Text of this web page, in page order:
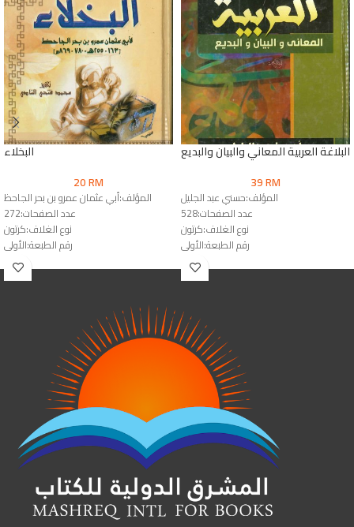
البخلاء
20RM
المؤلف:أبي عثمان عمرو بن بحر الجاحظ
عدد الصفحات:272
نوع الغلاف:كرتون
رقم الطبعة:الأولى
الناشر:دار الفضيلة
البلاغة العربية المعاني والبيان والبديع
39RM
المؤلف:حسني عبد الجليل
عدد الصفحات:528
نوع الغلاف:كرتون
رقم الطبعة:الأولى
الناشر:دار الصحوة